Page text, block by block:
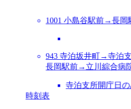
1001 小島谷駅前→長
943 寺泊坂井町→寺泊
長岡駅前→立川綜合病
寺泊支所開庁日
時刻表